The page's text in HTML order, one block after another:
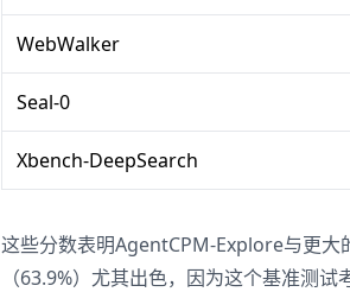
WebWalker
Seal-0
Xbench-DeepSearch
这些分数表明AgentCPM-Explore与更大
（63.9%）尤其出色，因为这个基准测试